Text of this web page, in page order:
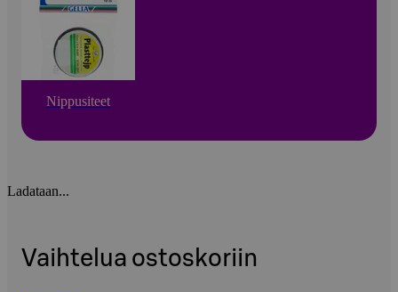
Nippusiteet
Ladataan...
Vaihtelua ostoskoriin